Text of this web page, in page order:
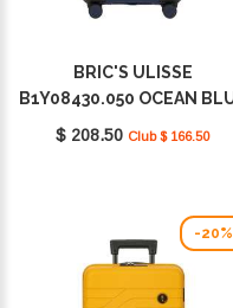
BRIC'S ULISSE
B1Y08430.050 OCEAN
$ 208.50 Club $ 166.50
-20%